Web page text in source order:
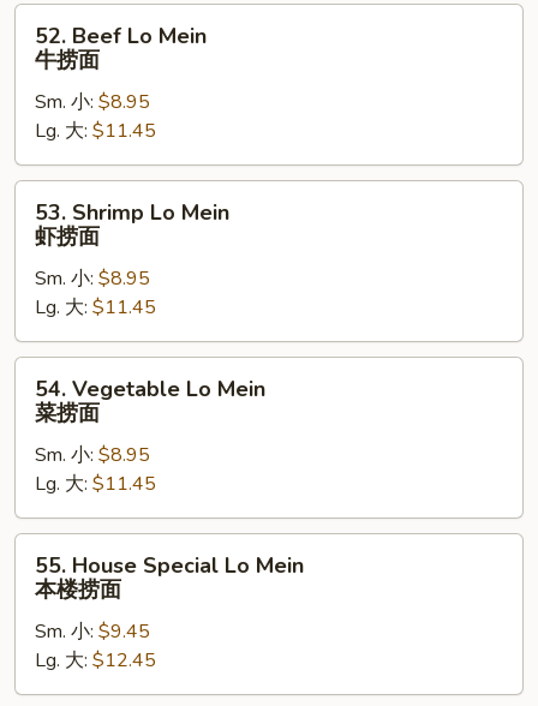
面
Beef
Mein
捞
面
52. Beef Lo Mein
牛捞面
Sm. 小: $8.95
Lg. 大: $11.45
Shrimp
Lo
Mein
捞
面
53. Shrimp Lo Mein
虾捞面
Sm. 小: $8.95
Lg. 大: $11.45
Vegetable
Lo
Mein
捞
面
54. Vegetable Lo Mein
菜捞面
Sm. 小: $8.95
Lg. 大: $11.45
House
Special
Lo
Mein
本
55. House Special Lo Mein
本楼捞面
Sm. 小: $9.45
Lg. 大: $12.45